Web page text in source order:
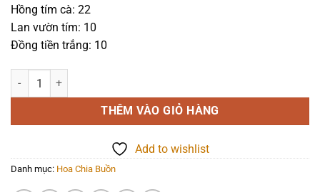
Hồng tím cà: 22
Lan vườn tím: 10
Đồng tiền trắng: 10
Hoa chia buồn - Vĩnh biệt 2 - 1143 số lượng
THÊM VÀO GIỎ HÀNG
Add to wishlist
Danh mục: Hoa Chia Buồn